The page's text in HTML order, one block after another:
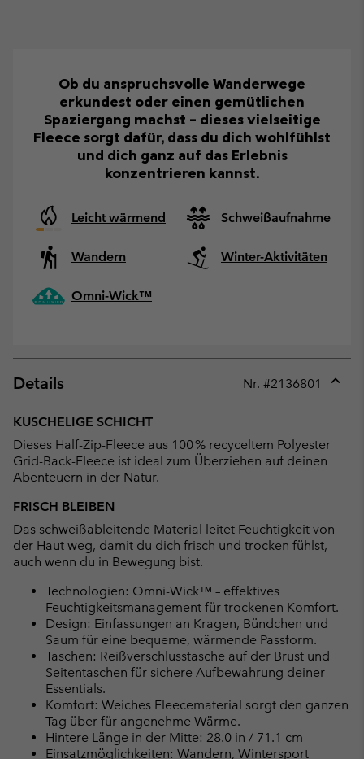
Ob du anspruchsvolle Wanderwege
erkundest oder einen gemütlichen
Spaziergang machst – dieses vielseitige
Fleece sorgt dafür, dass du dich wohlfühlst
und dich ganz auf das Erlebnis
konzentrieren kannst.
Leicht wärmend Schweißaufnahme
Wandern Winter-Aktivitäten
Omni-Wick™
Details Nr. #2136801
KUSCHELIGE SCHICHT
Dieses Half-Zip-Fleece aus 100 % recyceltem Polyester
Grid-Back-Fleece ist ideal zum Überziehen auf deinen
Abenteuern in der Natur.
FRISCH BLEIBEN
Das schweißableitende Material leitet Feuchtigkeit von
der Haut weg, damit du dich frisch und trocken fühlst,
auch wenn du in Bewegung bist.
Technologien: Omni-Wick™ – effektives
Feuchtigkeitsmanagement für trockenen Komfort.
Design: Einfassungen an Kragen, Bündchen und
Saum für eine bequeme, wärmende Passform.
Taschen: Reißverschlusstasche auf der Brust und
Seitentaschen für sichere Aufbewahrung deiner
Essentials.
Komfort: Weiches Fleecematerial sorgt den ganzen
Tag über für angenehme Wärme.
Hintere Länge in der Mitte: 28.0 in / 71.1 cm
Einsatzmöglichkeiten: Wandern, Wintersport